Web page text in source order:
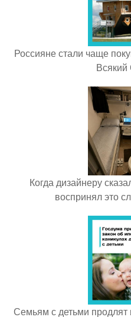
Россияне стали чаще
Всякий
Когда дизайнеру
воспринял это
Семьям с детьми продлят